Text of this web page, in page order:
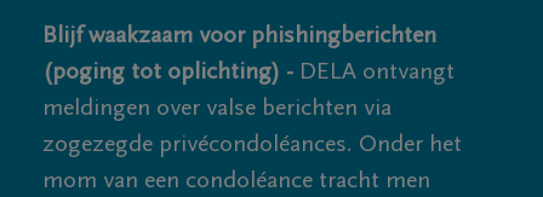
Blijf waakzaam voor phishingberichten
(poging tot oplichting) - DELA ontvangt
meldingen over valse berichten via
zogezegde privécondoléances. Onder het
mom van een condoléance tracht men